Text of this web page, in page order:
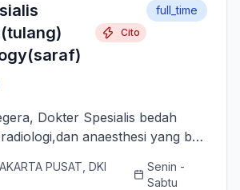
Cito
full_time
Dokter Spesialis bedah
anaesthesi yang bs
sosial. Bersedia bergabung
PUSAT, DKI
Senin -
Sabtu